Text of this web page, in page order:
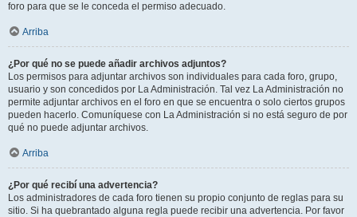
foro para que se le conceda el permiso adecuado.
Arriba
¿Por qué no se puede añadir archivos adjuntos?
Los permisos para adjuntar archivos son individuales para cada foro, grupo,
usuario y son concedidos por La Administración. Tal vez La Administración no
permite adjuntar archivos en el foro en que se encuentra o solo ciertos grupos
pueden hacerlo. Comuníquese con La Administración si no está seguro de por
qué no puede adjuntar archivos.
Arriba
¿Por qué recibí una advertencia?
Los administradores de cada foro tienen su propio conjunto de reglas para su
sitio. Si ha quebrantado alguna regla puede recibir una advertencia. Por favor